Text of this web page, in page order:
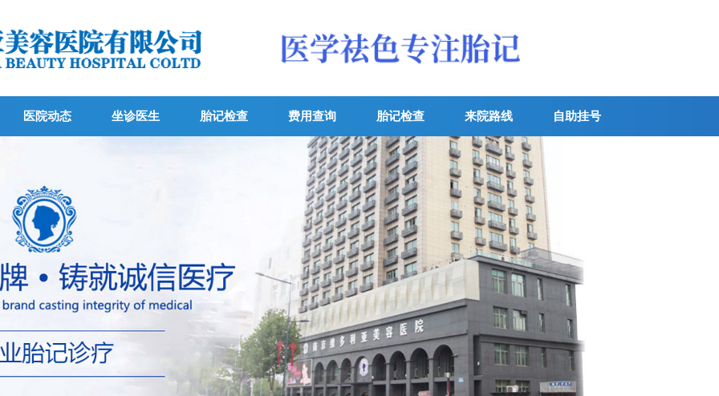
医院动态 坐诊医生 胎记检查 费用查询 胎记检查 来院路线 自助挂号